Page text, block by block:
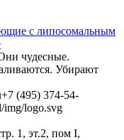
с липосомальным
чудесные.
Убирают
+7 (495) 374-54-
img/logo.svg
1, эт.2, пом I,